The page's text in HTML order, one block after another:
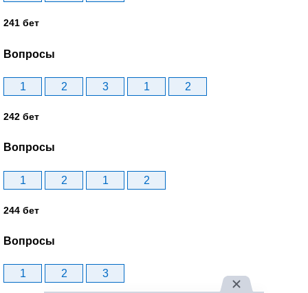
241 бет
Вопросы
1 2 3 1 2
242 бет
Вопросы
1 2 1 2
244 бет
Вопросы
1 2 3